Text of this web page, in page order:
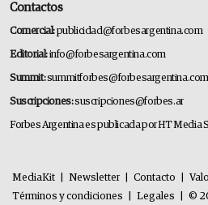
Contactos
Comercial:publicidad@forbesargentina.com
Editorial:info@forbesargentina.com
Summit:summitforbes@forbesargentina.com
Suscripciones:suscripciones@forbes.ar
Forbes Argentina es publicada por HT Media
MediaKit Newsletter Contacto
Términos y condiciones
Legales ©